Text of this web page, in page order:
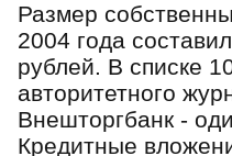
Размер
2004 года
рублей. В списке
авторитетного
Внешторгбанк -
Кредитные